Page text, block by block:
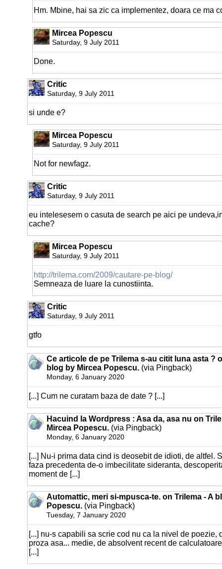
Hm. Mbine, hai sa zic ca implementez, doara ce ma
Mircea Popescu
Saturday, 9 July 2011
Done.
Critic
Saturday, 9 July 2011
si unde e?
Mircea Popescu
Saturday, 9 July 2011
Not for newfagz.
Critic
Saturday, 9 July 2011
eu intelesesem o casuta de search pe aici pe
cache?
Mircea Popescu
Saturday, 9 July 2011
http://trilema.com/2009/cautare-pe-blog/
Semneaza de luare la cunostiinta.
Critic
Saturday, 9 July 2011
gtfo
Ce articole de pe Trilema s-au citit luna asta ?
blog by Mircea Popescu. (via Pingback)
Monday, 6 January 2020
[...] Cum ne curatam baza de date ? [...]
Hacuind la Wordpress : Asa da, asa nu on
Mircea Popescu. (via Pingback)
Monday, 6 January 2020
[...] Nu-i prima data cind is deosebit de idioti, de altfel.
faza precedenta de-o imbecilitate sideranta,
moment de [...]
Automattic, meri si-mpusca-te. on Trilema - A
Popescu. (via Pingback)
Tuesday, 7 January 2020
[...] nu-s capabili sa scrie cod nu ca la nivel de poezie,
proza asa... medie, de absolvent recent de
[...]